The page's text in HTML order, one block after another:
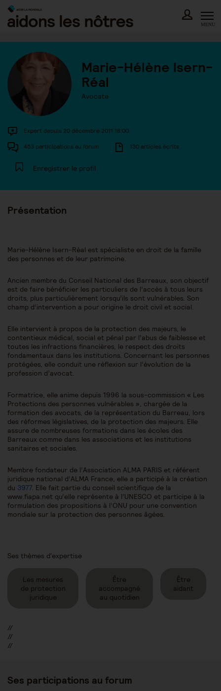
Skip
content
MENU
Marie-Hélène Isern-
Réal
Avocate
Expert depuis 20 décembre 2011 18:00
453 participations au forum 130 articles écrits
Enregistrer le profil
Présentation
Marie-Hélène Isern-Réal est spécialiste en droit de la famille
des personnes et de leur patrimoine.
Ancien membre du Conseil National des Barreaux, son objectif
est de faire bénéficier les particuliers de l’accès à tous leurs
droits, plus particulièrement lorsqu’ils sont vulnérables. Son
champ d’intervention a pour origine le droit civil et social.
Elle intervient à propos de la protection des majeurs, le
contentieux médical, social et pénal par l’abus de faiblesse et
toutes les infractions financières, le respect des droits
fondamentaux dans les institutions. Concernant les personnes
protégées, elle conduit une réflexion sur l’évolution de la
profession d’avocat.
Formatrice, elle anime depuis 1996 la sous-commission « Les
Protections des personnes vulnérables », chargée de la
formation des avocats, de la représentation du Barreau, lors
des réformes législatives, de la protection des majeurs. Elle
assure de nombreuses formations dans les écoles des
Barreaux comme dans les associations et les institutions
sanitaires et sociales.
Membre fondateur de l’Association ALMA PARIS et référent
juridique national d’ALMA France, elle a participé à la création
du 3977. Elle fait partie du conseil scientifique de la
www.fiapa.net qu’elle représente à l’UNESCO et participe à la
formulation des propositions à l’ONU pour une convention
mondiale sur la protection des personnes âgées.
Ses thèmes d'expertise
Les mesures
de protection
juridique
Être
accompagné
au quotidien
Être
aidant
//
//
//
Ses participations au forum